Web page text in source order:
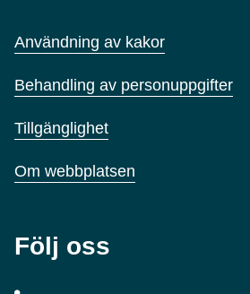
Användning av kakor
Behandling av personuppgifter
Tillgänglighet
Om webbplatsen
Följ oss